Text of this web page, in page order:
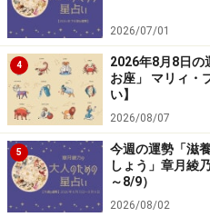
2026/07/01
4
2026年8月8日の
お座」 マリィ・
い】
2026/08/07
5
今週の運勢「滋
しょう」章月綾
～8/9）
2026/08/02